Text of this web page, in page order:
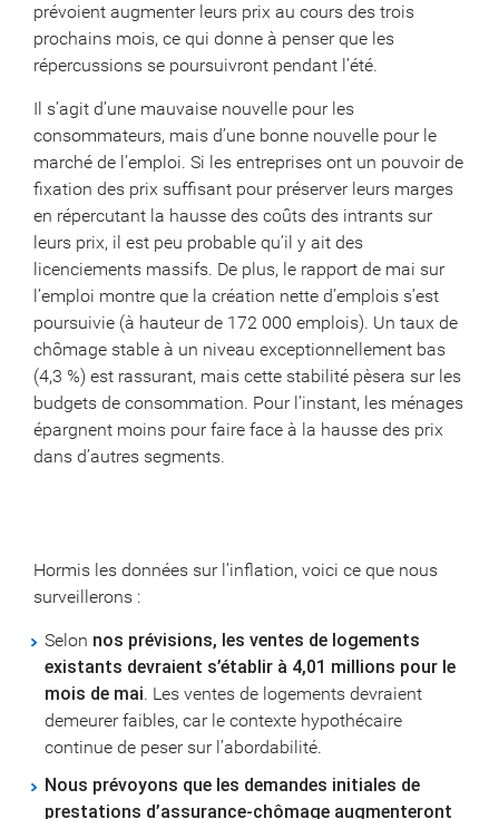
prévoient augmenter leurs prix au cours des trois
prochains mois, ce qui donne à penser que les
répercussions se poursuivront pendant l’été.
Il s’agit d’une mauvaise nouvelle pour les
consommateurs, mais d’une bonne nouvelle pour le
marché de l’emploi. Si les entreprises ont un pouvoir de
fixation des prix suffisant pour préserver leurs marges
en répercutant la hausse des coûts des intrants sur
leurs prix, il est peu probable qu’il y ait des
licenciements massifs. De plus, le rapport de mai sur
l’emploi montre que la création nette d’emplois s’est
poursuivie (à hauteur de 172 000 emplois). Un taux de
chômage stable à un niveau exceptionnellement bas
(4,3 %) est rassurant, mais cette stabilité pèsera sur les
budgets de consommation. Pour l’instant, les ménages
épargnent moins pour faire face à la hausse des prix
dans d’autres segments.
Hormis les données sur l’inflation, voici ce que nous
surveillerons :
Selon nos prévisions, les ventes de logements
existants devraient s’établir à 4,01 millions pour le
mois de mai. Les ventes de logements devraient
demeurer faibles, car le contexte hypothécaire
continue de peser sur l’abordabilité.
Nous prévoyons que les demandes initiales de
prestations d’assurance-chômage augmenteront